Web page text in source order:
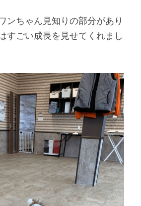
ンちゃん見知りの部分があり
すごい成長を見せてくれまし